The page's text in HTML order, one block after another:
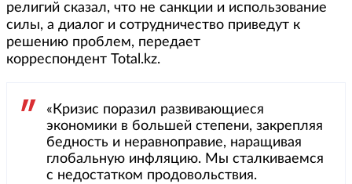
религий сказал, что не санкции и использование
силы, а диалог и сотрудничество приведут к
решению проблем, передает
корреспондент Total.kz.
«Кризис поразил развивающиеся
экономики в большей степени, закрепляя
бедность и неравноправие, наращивая
глобальную инфляцию. Мы сталкиваемся
с недостатком продовольствия.